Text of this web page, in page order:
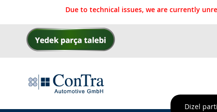
Due to technical issues, we are currently
İçeriğe
Dizel